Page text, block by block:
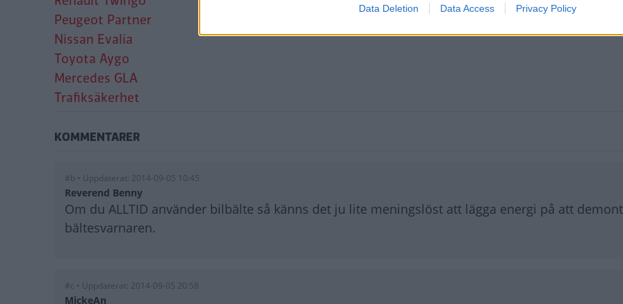
Data Deletion Data Access Privacy Policy
Peugeot Partner
Nissan Evalia
Toyota Aygo
Mercedes GLA
Trafiksäkerhet
KOMMENTARER
#b • Uppdaterat: 2014-09-05 10:45
Reverend Benny
Om du ALLTID använder bilbälte så känns det ju lite meningslöst att lägga energi på att
bältesvarnaren.
#c • Uppdaterat: 2014-09-05 20:58
MickeAn